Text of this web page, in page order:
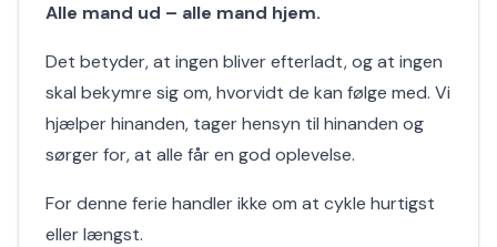
Alle mand ud – alle mand hjem.
Det betyder, at ingen bliver efterladt, og at ingen
skal bekymre sig om, hvorvidt de kan følge med. Vi
hjælper hinanden, tager hensyn til hinanden og
sørger for, at alle får en god oplevelse.
For denne ferie handler ikke om at cykle hurtigst
eller længst.